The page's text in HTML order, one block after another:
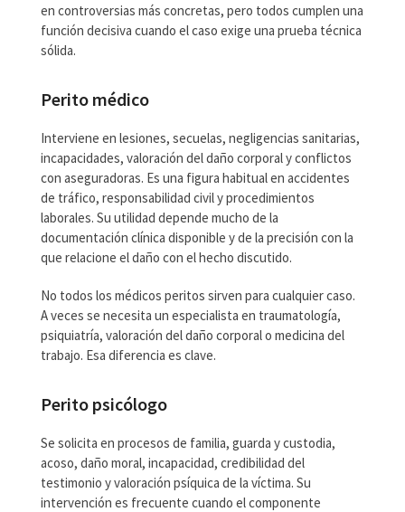
en controversias más concretas, pero todos cumplen una
función decisiva cuando el caso exige una prueba técnica
sólida.
Perito médico
Interviene en lesiones, secuelas, negligencias sanitarias,
incapacidades, valoración del daño corporal y conflictos
con aseguradoras. Es una figura habitual en accidentes
de tráfico, responsabilidad civil y procedimientos
laborales. Su utilidad depende mucho de la
documentación clínica disponible y de la precisión con la
que relacione el daño con el hecho discutido.
No todos los médicos peritos sirven para cualquier caso.
A veces se necesita un especialista en traumatología,
psiquiatría, valoración del daño corporal o medicina del
trabajo. Esa diferencia es clave.
Perito psicólogo
Se solicita en procesos de familia, guarda y custodia,
acoso, daño moral, incapacidad, credibilidad del
testimonio y valoración psíquica de la víctima. Su
intervención es frecuente cuando el componente